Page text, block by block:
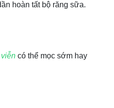
hoàn tất bộ răng sữa.
có thể mọc sớm hay